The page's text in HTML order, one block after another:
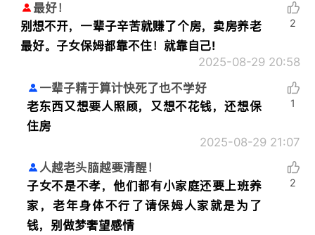
最好！
别想不开，一辈子辛苦就赚了个房，卖房养老
最好。子女保姆都靠不住！就靠自己!
2025-08-29 20:58
2
一辈子精于算计快死了也不学好
老东西又想要人照顾，又想不花钱，还想保
住房
2025-08-29 21:07
1
人越老头脑越要清醒！
子女不是不孝，他们都有小家庭还要上班养
家，老年身体不行了请保姆人家就是为了
钱，别做梦奢望感情
2